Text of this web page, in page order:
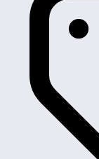
Serçe